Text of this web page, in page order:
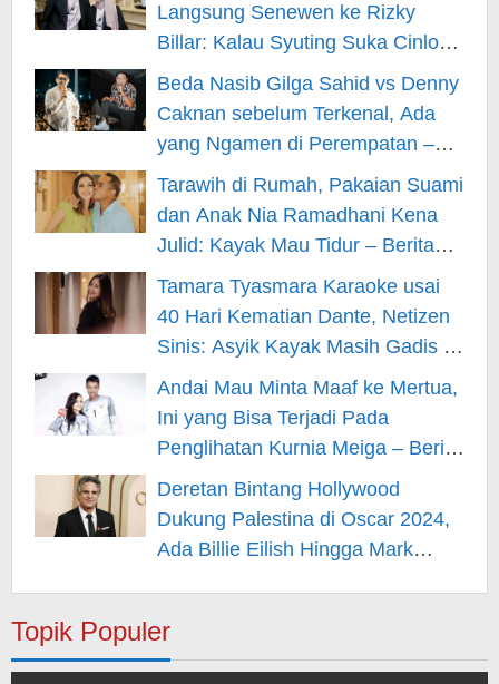
Langsung Senewen ke Rizky
Billar: Kalau Syuting Suka Cinlok?
– Berita Hiburan
Beda Nasib Gilga Sahid vs Denny
Caknan sebelum Terkenal, Ada
yang Ngamen di Perempatan –
Berita Hiburan
Tarawih di Rumah, Pakaian Suami
dan Anak Nia Ramadhani Kena
Julid: Kayak Mau Tidur – Berita
Hiburan
Tamara Tyasmara Karaoke usai
40 Hari Kematian Dante, Netizen
Sinis: Asyik Kayak Masih Gadis –
Berita Hiburan
Andai Mau Minta Maaf ke Mertua,
Ini yang Bisa Terjadi Pada
Penglihatan Kurnia Meiga – Berita
Hiburan
Deretan Bintang Hollywood
Dukung Palestina di Oscar 2024,
Ada Billie Eilish Hingga Mark
Topik Populer